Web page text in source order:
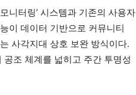
니터링’ 시스템과 기존의 사용자
이 데이터 기반으로 커뮤니티
사각지대 상호 보완 방식이다.
조 체계를 넓히고 주간 투명성